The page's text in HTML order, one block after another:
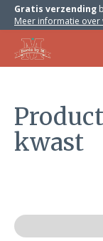
Gratis verzending
Meer informatie over
kwast